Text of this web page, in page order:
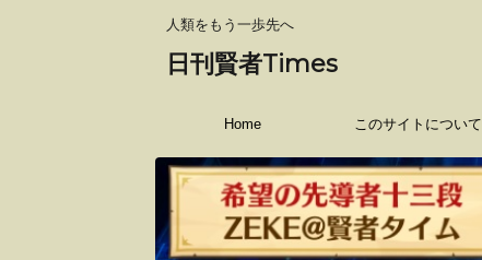
人類をもう一歩先へ
日刊賢者Times
Home このサイトについて